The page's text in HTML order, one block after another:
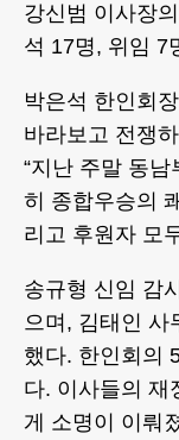
강신범 이사장
석 17명, 위임 7
박은석 한인회
바라보고 전쟁
“지난 주말 동
히 종합우승의
리고 후원자 모
송규형 신임 감
으며, 김태인 사
했다. 한인회의
다. 이사들의 재
게 소명이 이뤄